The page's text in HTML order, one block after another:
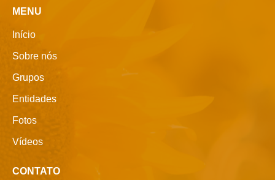
MENU
Início
Sobre nós
Grupos
Entidades
Fotos
Vídeos
CONTATO